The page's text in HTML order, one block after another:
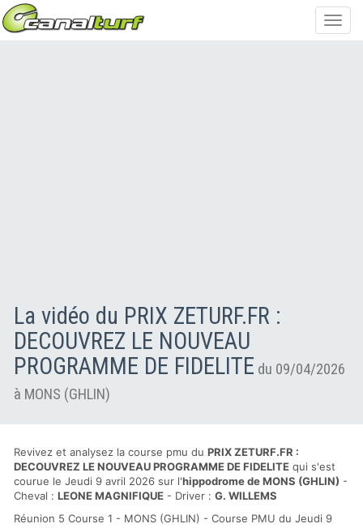
La vidéo du PRIX ZETURF.FR :
DECOUVREZ LE NOUVEAU
PROGRAMME DE FIDELITE du 09/04/2026
à MONS (GHLIN)
Revivez et analysez la course pmu du PRIX ZETURF.FR :
DECOUVREZ LE NOUVEAU PROGRAMME DE FIDELITE qui s'est
courue le Jeudi 9 avril 2026 sur l'hippodrome de MONS (GHLIN) -
Cheval : LEONE MAGNIFIQUE - Driver : G. WILLEMS
Réunion 5 Course 1 - MONS (GHLIN) - Course PMU du Jeudi 9